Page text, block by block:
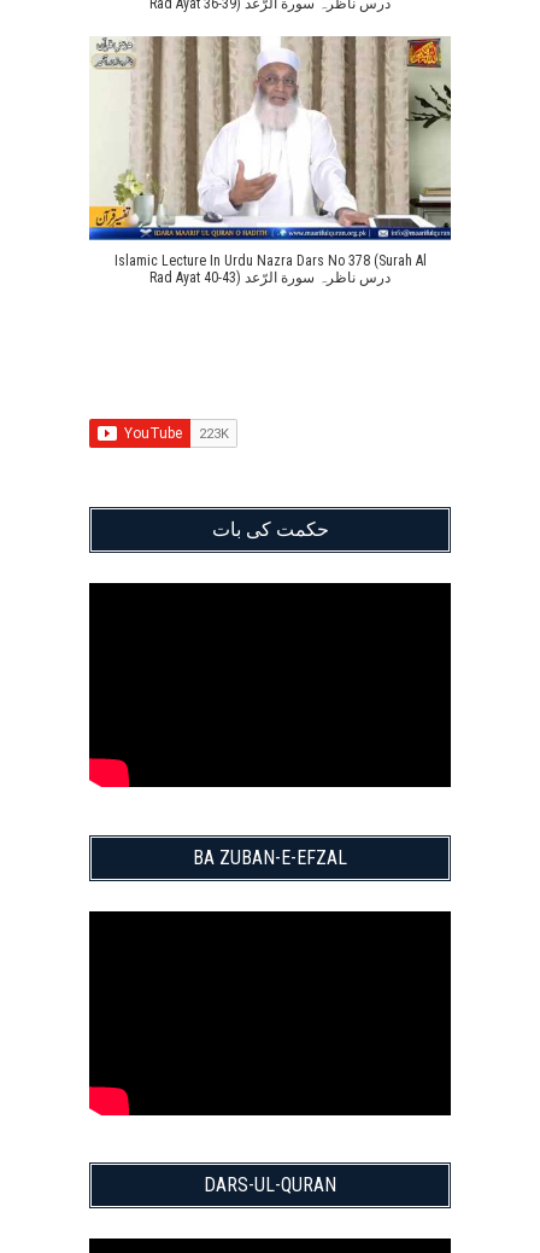
Rad Ayat 36-39) درس ناظرہ سورة الرّعد
Islamic Lecture In Urdu Nazra Dars No 378 (Surah Al
Rad Ayat 40-43) درس ناظرہ سورة الرّعد
حکمت کی بات
BA ZUBAN-E-EFZAL
DARS-UL-QURAN